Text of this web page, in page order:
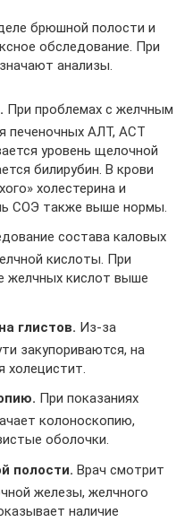
брюшной полости и
обследование. При
анализы.
При проблемах с желчным
печеночных АЛТ, АСТ
уровень щелочной
билирубин. В крови
холестерина и
СОЭ также выше нормы.
состава каловых
кислоты. При
желчных кислот выше
глистов. Из-за
закупориваются, на
холецистит.
При показаниях
колоноскопию,
оболочки.
полости. Врач смотрит
железы, желчного
наличие